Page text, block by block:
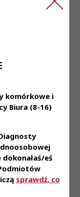
komórkowe i
Biura (8-16)
eś
sprawdź, co
sumienność w
Pracowników i
na życie oraz
opieki
pozwalającą
najnowszej